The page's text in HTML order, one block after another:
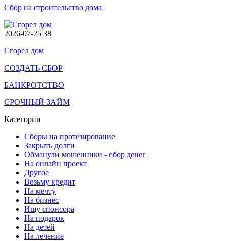
Сбор на строительство дома
2026-07-25 38
Сгорел дом
СОЗДАТЬ СБОР
БАНКРОТСТВО
СРОЧНЫЙ ЗАЙМ
Категории
Сборы на протезирование
Закрыть долги
Обманули мошенники - сбор денег
На онлайн проект
Другое
Возьму кредит
На мечту
На бизнес
Ищу спонсора
На подарок
На детей
На лечение